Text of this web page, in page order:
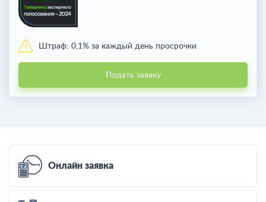
Штраф: 0,1% за каждый день просрочки
Подать заявку
Онлайн заявка